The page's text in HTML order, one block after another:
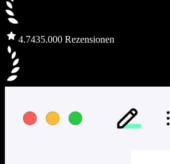
4.7435.000 Rezensionen